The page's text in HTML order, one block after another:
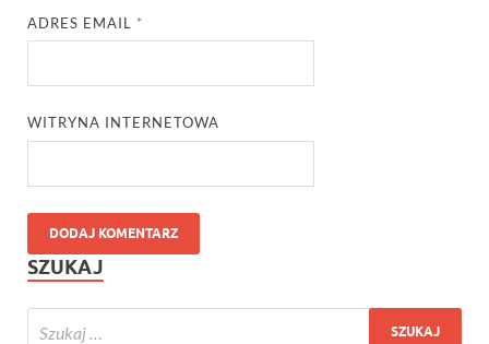
ADRES EMAIL *
WITRYNA INTERNETOWA
SZUKAJ